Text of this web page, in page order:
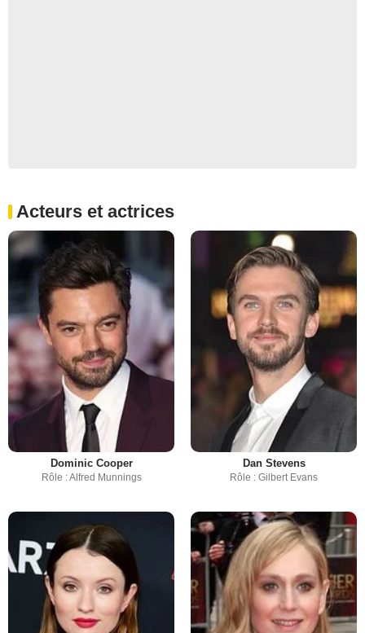
Acteurs et actrices
Dominic Cooper
Rôle : Alfred Munnings
Dan Stevens
Rôle : Gilbert Evans